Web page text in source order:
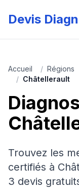
Devis
Accueil / Régions
/ Châtellerault
Trouvez les
certifiés à
3 devis